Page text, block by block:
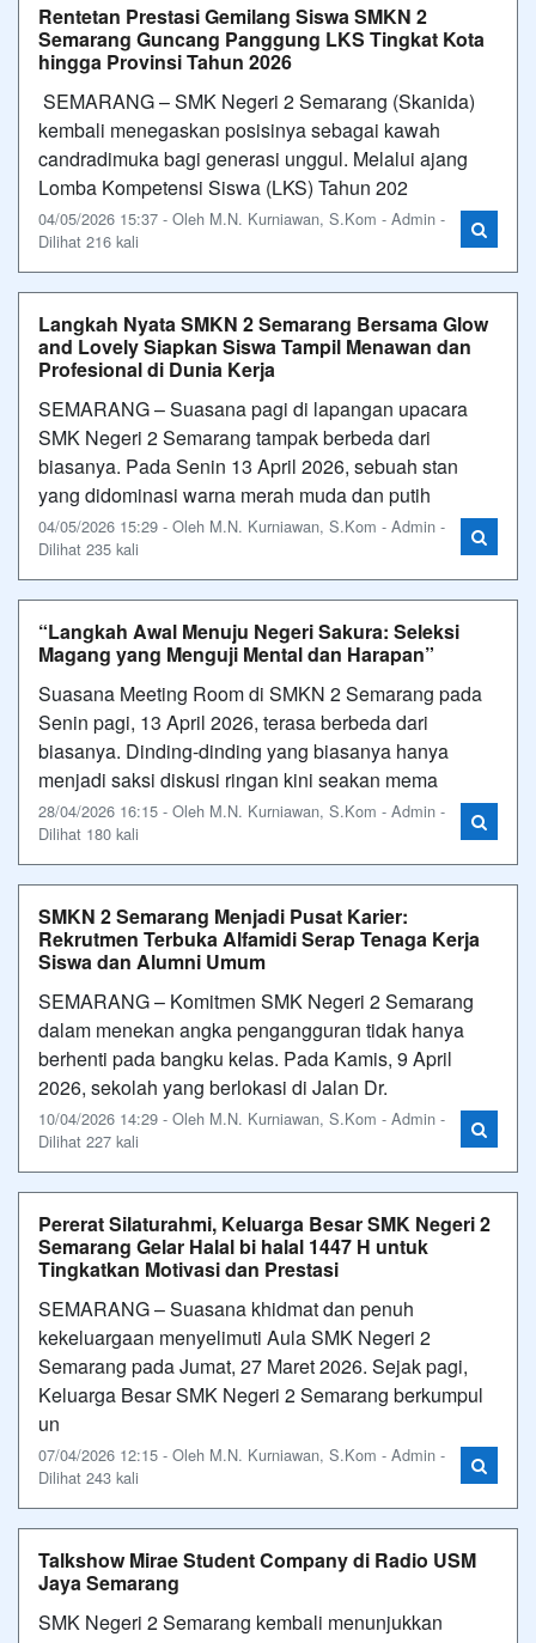
Rentetan Prestasi Gemilang Siswa SMKN 2
Semarang Guncang Panggung LKS Tingkat Kota
hingga Provinsi Tahun 2026
SEMARANG – SMK Negeri 2 Semarang (Skanida)
kembali menegaskan posisinya sebagai kawah
candradimuka bagi generasi unggul. Melalui ajang
Lomba Kompetensi Siswa (LKS) Tahun 202
04/05/2026 15:37 - Oleh M.N. Kurniawan, S.Kom - Admin -
Dilihat 216 kali
Langkah Nyata SMKN 2 Semarang Bersama Glow
and Lovely Siapkan Siswa Tampil Menawan dan
Profesional di Dunia Kerja
SEMARANG – Suasana pagi di lapangan upacara
SMK Negeri 2 Semarang tampak berbeda dari
biasanya. Pada Senin 13 April 2026, sebuah stan
yang didominasi warna merah muda dan putih
04/05/2026 15:29 - Oleh M.N. Kurniawan, S.Kom - Admin -
Dilihat 235 kali
“Langkah Awal Menuju Negeri Sakura: Seleksi
Magang yang Menguji Mental dan Harapan”
Suasana Meeting Room di SMKN 2 Semarang pada
Senin pagi, 13 April 2026, terasa berbeda dari
biasanya. Dinding-dinding yang biasanya hanya
menjadi saksi diskusi ringan kini seakan mema
28/04/2026 16:15 - Oleh M.N. Kurniawan, S.Kom - Admin -
Dilihat 180 kali
SMKN 2 Semarang Menjadi Pusat Karier:
Rekrutmen Terbuka Alfamidi Serap Tenaga Kerja
Siswa dan Alumni Umum
SEMARANG – Komitmen SMK Negeri 2 Semarang
dalam menekan angka pengangguran tidak hanya
berhenti pada bangku kelas. Pada Kamis, 9 April
2026, sekolah yang berlokasi di Jalan Dr.
10/04/2026 14:29 - Oleh M.N. Kurniawan, S.Kom - Admin -
Dilihat 227 kali
Pererat Silaturahmi, Keluarga Besar SMK Negeri 2
Semarang Gelar Halal bi halal 1447 H untuk
Tingkatkan Motivasi dan Prestasi
SEMARANG – Suasana khidmat dan penuh
kekeluargaan menyelimuti Aula SMK Negeri 2
Semarang pada Jumat, 27 Maret 2026. Sejak pagi,
Keluarga Besar SMK Negeri 2 Semarang berkumpul
un
07/04/2026 12:15 - Oleh M.N. Kurniawan, S.Kom - Admin -
Dilihat 243 kali
Talkshow Mirae Student Company di Radio USM
Jaya Semarang
SMK Negeri 2 Semarang kembali menunjukkan